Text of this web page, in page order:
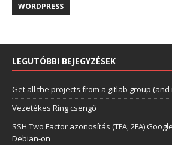
WORDPRESS
LEGUTÓBBI BEJEGYZÉSEK
Get all the projects from a gitlab group (and
Vezetékes Ring csengő
SSH Two Factor azonosítás (TFA, 2FA)
Debian-on